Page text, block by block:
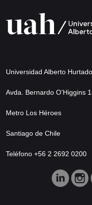
Universidad Alberto Hurtado
Avda. Bernardo O’Higgins
Metro Los Héroes
Santiago de Chile
Teléfono +56 2 2692 0200